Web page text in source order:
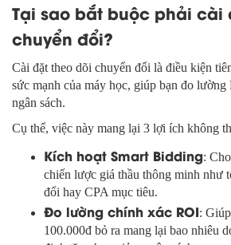
Tại sao bắt buộc phải cài
chuyển đổi?
Cài đặt theo dõi chuyển đổi là điều kiện
sức mạnh của máy học, giúp bạn đo
ngân sách.
Cụ thể, việc này mang lại 3 lợi ích không
Kích hoạt Smart Bidding:
chiến lược giá thầu thông minh như
đổi hay CPA mục tiêu.
Đo lường chính xác ROI:
100.000đ bỏ ra mang lại bao nhiêu